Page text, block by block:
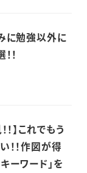
に勉強以外に
！
！】これでもう
！！作図が得
ーワード」を